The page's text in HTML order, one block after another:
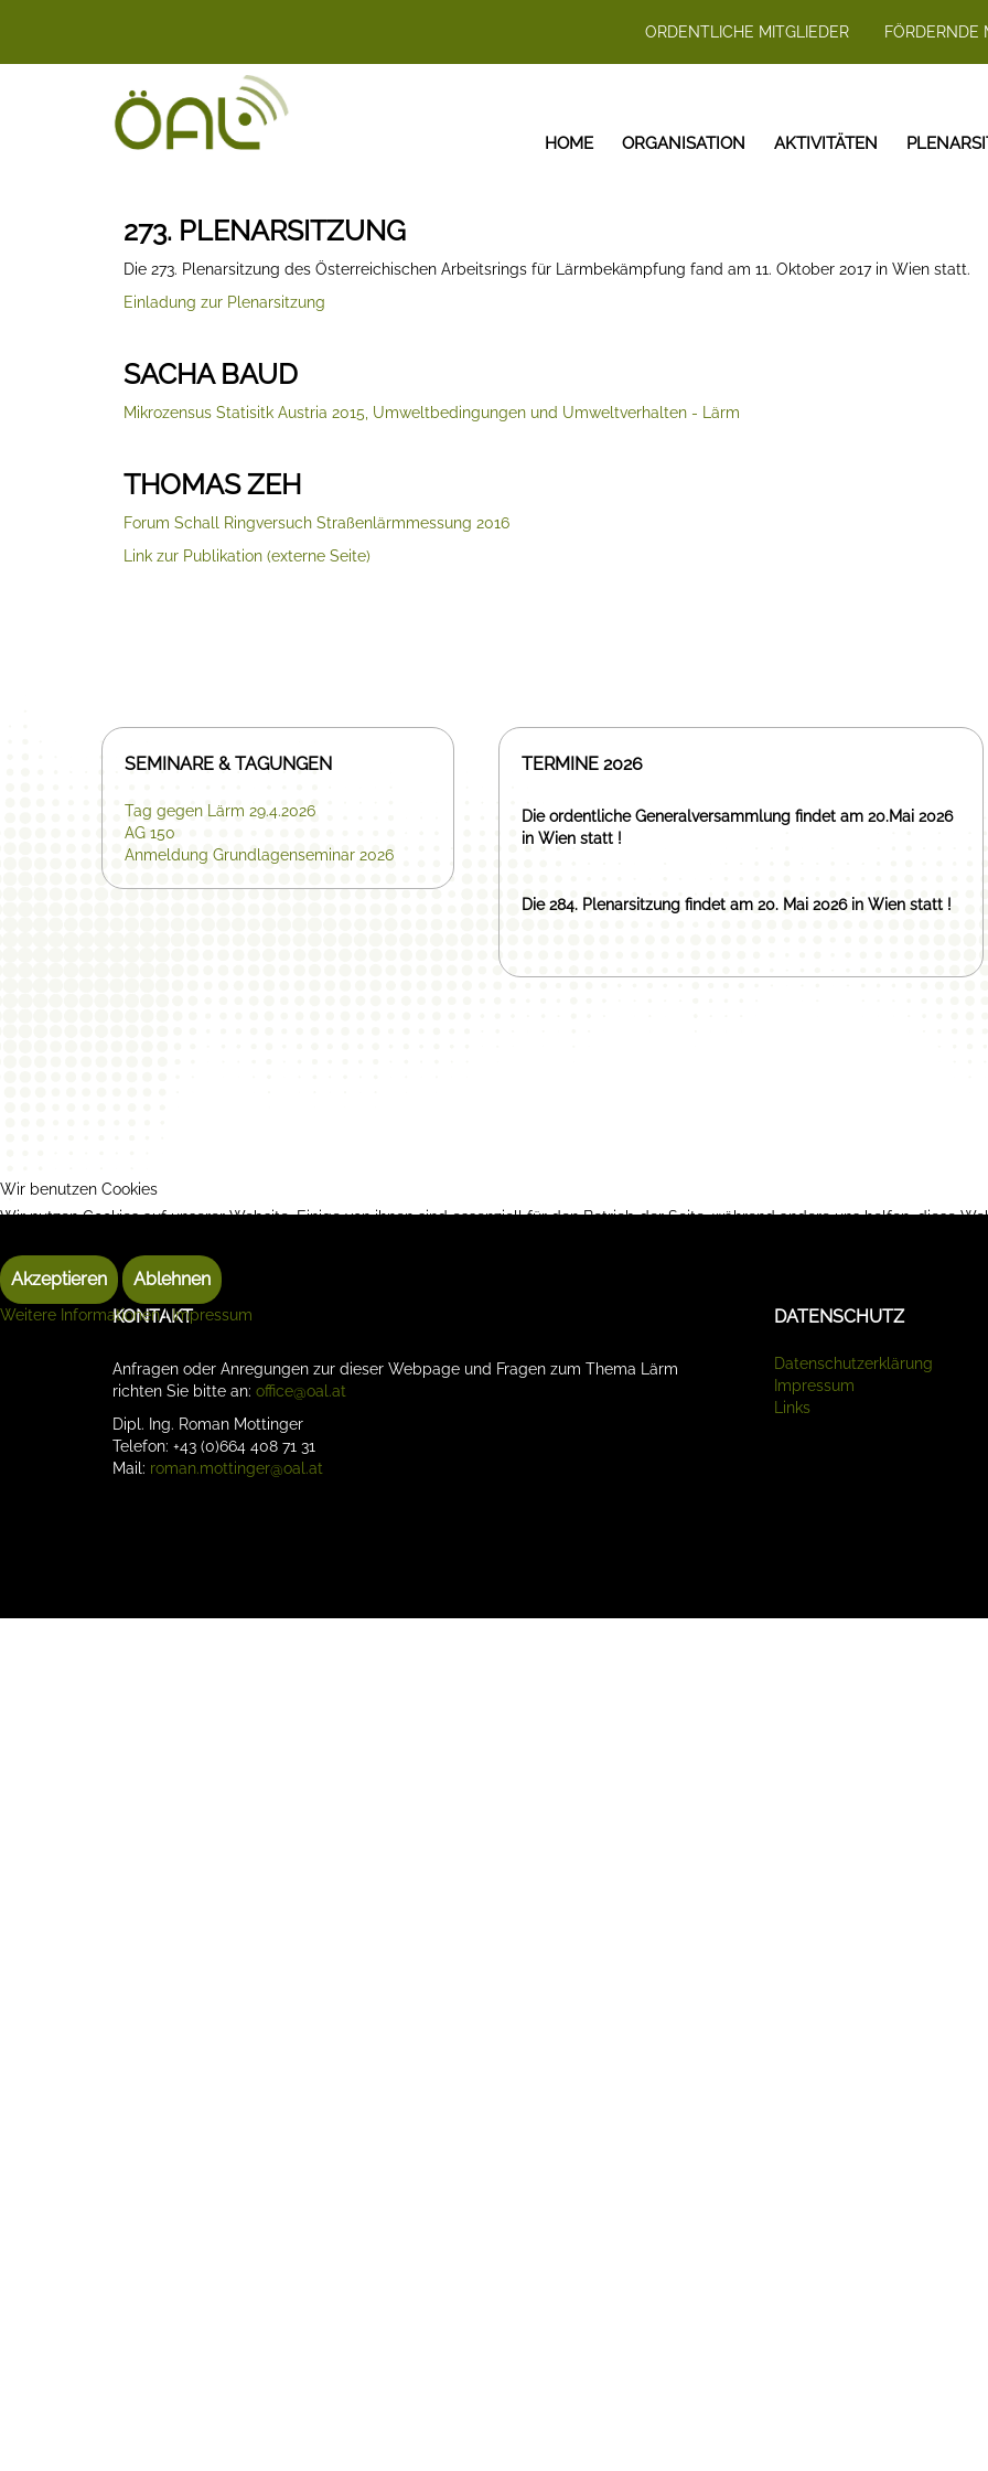
ORDENTLICHE MITGLIEDER FÖRDERNDE
HOME ORGANISATION AKTIVITÄTEN
273. PLENARSITZUNG
Die 273. Plenarsitzung des Österreichischen Arbeitsrings für Lärmbekämpfung fand am 11. Oktober 2017 in Wien statt.
Einladung zur Plenarsitzung
SACHA BAUD
Mikrozensus Statisitk Austria 2015, Umweltbedingungen und Umweltverhalten - Lärm
THOMAS ZEH
Forum Schall Ringversuch Straßenlärmmessung 2016
Link zur Publikation (externe Seite)
SEMINARE & TAGUNGEN
Tag gegen Lärm 29.4.2026
AG 150
Anmeldung Grundlagenseminar 2026
TERMINE 2026
Die ordentliche Generalversammlung findet am 20.Mai 2026
in Wien statt !
Die 284. Plenarsitzung findet am 20. Mai 2026 in Wien statt !
KONTAKT
Anfragen oder Anregungen zur dieser Webpage und Fragen zum Thema Lärm
richten Sie bitte an: office@oal.at
Dipl. Ing. Roman Mottinger
Telefon: +43 (0)664 408 71 31
Mail: roman.mottinger@oal.at
DATENSCHUTZ
Datenschutzerklärung
Impressum
Links
Wir benutzen Cookies
Wir nutzen Cookies auf unserer Website. Einige von ihnen sind essenziell für den Betrieb der Seite, während andere uns helfen, diese
Akzeptieren Ablehnen
Weitere Informationen|Impressum